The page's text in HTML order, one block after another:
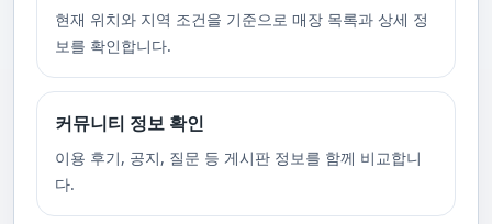
현재 위치와 지역 조건을 기준으로 매장 목록과 상세 정
보를 확인합니다.
커뮤니티 정보 확인
이용 후기, 공지, 질문 등 게시판 정보를 함께 비교합니
다.